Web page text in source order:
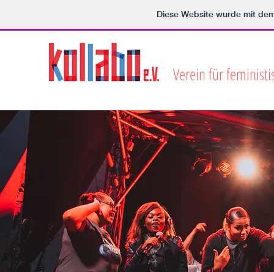
Diese Website wurde mit
Verein für